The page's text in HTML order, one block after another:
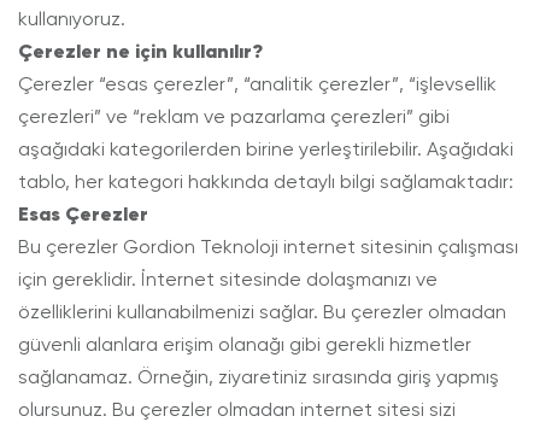
kullanıyoruz.
Çerezler ne için kullanılır?
Çerezler “esas çerezler”, “analitik çerezler”, “işlevsellik
çerezleri” ve “reklam ve pazarlama çerezleri” gibi
aşağıdaki kategorilerden birine yerleştirilebilir. Aşağıdaki
tablo, her kategori hakkında detaylı bilgi sağlamaktadır:
Esas Çerezler
Bu çerezler Gordion Teknoloji internet sitesinin çalışması
için gereklidir. İnternet sitesinde dolaşmanızı ve
özelliklerini kullanabilmenizi sağlar. Bu çerezler olmadan
güvenli alanlara erişim olanağı gibi gerekli hizmetler
sağlanamaz. Örneğin, ziyaretiniz sırasında giriş yapmış
olursunuz. Bu çerezler olmadan internet sitesi sizi